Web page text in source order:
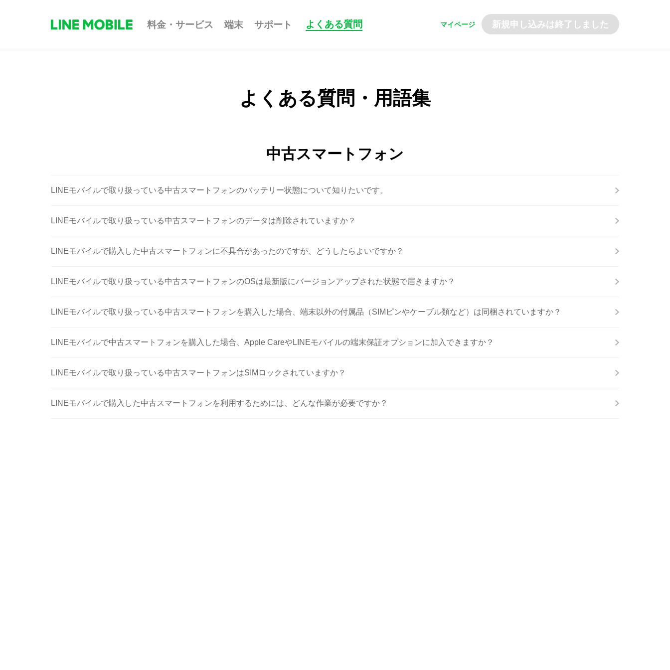
料金・サービス 端末 サポート よくある質問 マイページ
よくある質問・用語集
中古スマートフォン
LINEモバイルで取り扱っている中古スマートフォンのバッテリー状態について知りたいです。
LINEモバイルで取り扱っている中古スマートフォンのデータは削除されていますか？
LINEモバイルで購入した中古スマートフォンに不具合があったのですが、どうしたらよいですか？
LINEモバイルで取り扱っている中古スマートフォンのOSは最新版にバージョンアップされた状態で届きますか？
LINEモバイルで取り扱っている中古スマートフォンを購入した場合、端末以外の付属品（SIMピンやケーブル類など）は同梱されていますか？
LINEモバイルで中古スマートフォンを購入した場合、Apple CareやLINEモバイルの端末保証オプションに加入できますか？
LINEモバイルで取り扱っている中古スマートフォンはSIMロックされていますか？
LINEモバイルで購入した中古スマートフォンを利用するためには、どんな作業が必要ですか？